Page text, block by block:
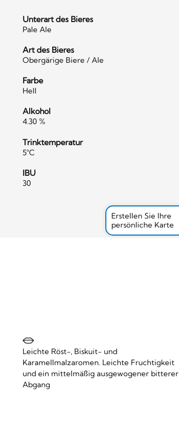
Unterart des Bieres
Pale Ale
Art des Bieres
Obergärige Biere / Ale
Farbe
Hell
Alkohol
4.30 %
Trinktemperatur
5°C
IBU
30
Erstellen Sie Ihre
persönliche Karte
Leichte Röst-, Biskuit- und
Karamellmalzaromen. Leichte Fruchtigkeit
und ein mittelmäßig ausgewogener bitterer
Abgang